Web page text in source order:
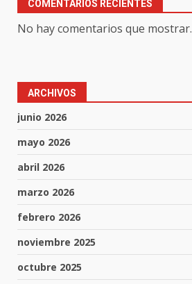
COMENTARIOS RECIENTES
No hay comentarios que mostrar.
ARCHIVOS
junio 2026
mayo 2026
abril 2026
marzo 2026
febrero 2026
noviembre 2025
octubre 2025